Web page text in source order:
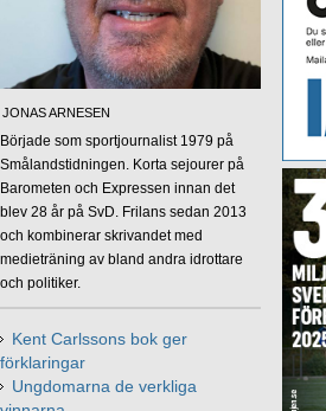
JONAS ARNESEN
Började som sportjournalist 1979 på
Smålandstidningen. Korta sejourer på
Barometen och Expressen innan det
blev 28 år på SvD. Frilans sedan 2013
och kombinerar skrivandet med
medieträning av bland andra idrottare
och politiker.
Kent Carlssons bok ger
förklaringar
Ungdomarna de verkliga